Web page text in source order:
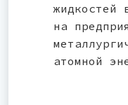
жидкостей
на
атомной